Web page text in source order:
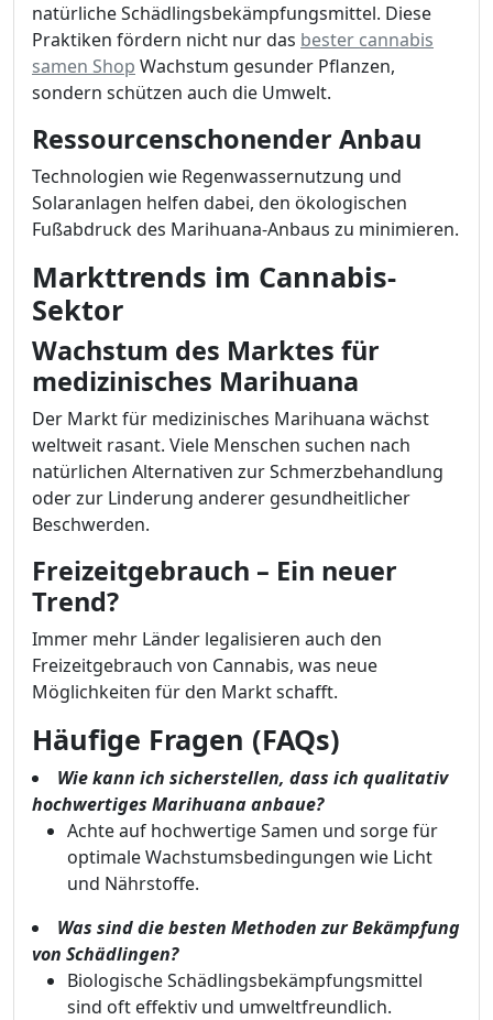
natürliche Schädlingsbekämpfungsmittel. Diese
Praktiken fördern nicht nur das bester cannabis
samen Shop Wachstum gesunder Pflanzen,
sondern schützen auch die Umwelt.
Ressourcenschonender Anbau
Technologien wie Regenwassernutzung und
Solaranlagen helfen dabei, den ökologischen
Fußabdruck des Marihuana-Anbaus zu minimieren.
Markttrends im Cannabis-
Sektor
Wachstum des Marktes für
medizinisches Marihuana
Der Markt für medizinisches Marihuana wächst
weltweit rasant. Viele Menschen suchen nach
natürlichen Alternativen zur Schmerzbehandlung
oder zur Linderung anderer gesundheitlicher
Beschwerden.
Freizeitgebrauch – Ein neuer
Trend?
Immer mehr Länder legalisieren auch den
Freizeitgebrauch von Cannabis, was neue
Möglichkeiten für den Markt schafft.
Häufige Fragen (FAQs)
Wie kann ich sicherstellen, dass ich qualitativ
hochwertiges Marihuana anbaue?
Achte auf hochwertige Samen und sorge für
optimale Wachstumsbedingungen wie Licht
und Nährstoffe.
Was sind die besten Methoden zur Bekämpfung
von Schädlingen?
Biologische Schädlingsbekämpfungsmittel
sind oft effektiv und umweltfreundlich.